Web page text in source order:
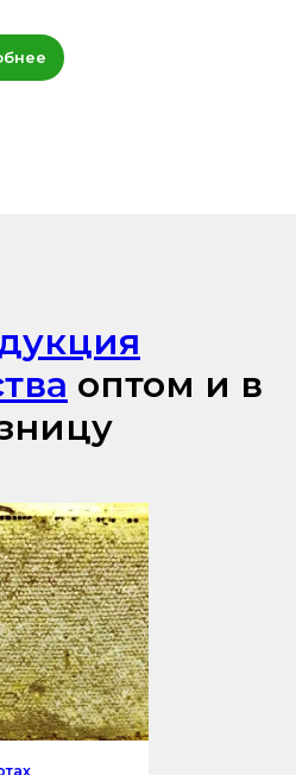
оптом и в